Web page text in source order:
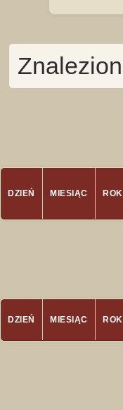
DZIEŃ MIESIĄC ROK
DZIEŃ MIESIĄC ROK